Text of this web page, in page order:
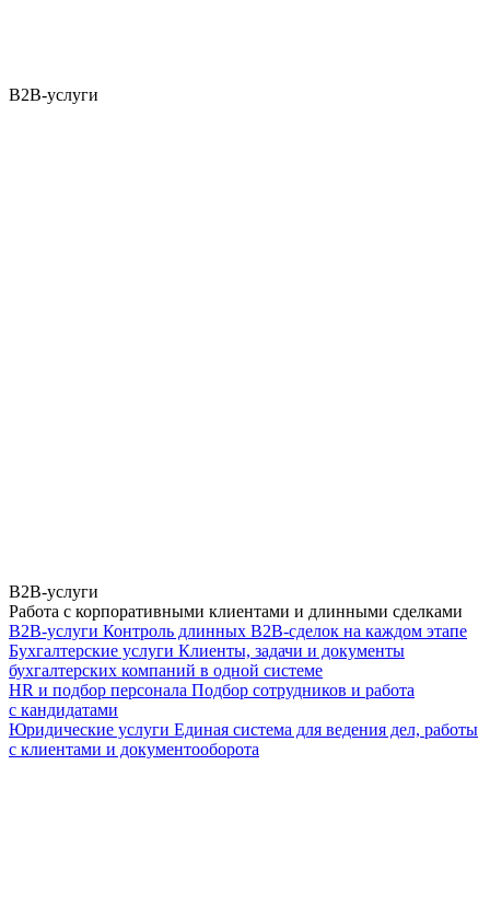
B2B-услуги
B2B-услуги
Работа с корпоративными клиентами и длинными сделками
B2B-услуги Контроль длинных B2B-сделок на каждом этапе
Бухгалтерские услуги Клиенты, задачи и документы
бухгалтерских компаний в одной системе
HR и подбор персонала Подбор сотрудников и работа
с кандидатами
Юридические услуги Единая система для ведения дел, работы
с клиентами и документооборота